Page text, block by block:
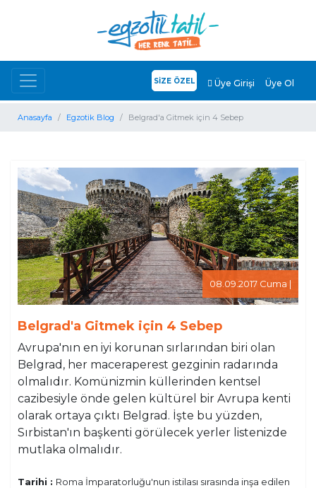
SİZE ÖZEL Üye Girişi Üye Ol
Anasayfa Egzotik Blog Belgrad'a Gitmek için 4 Sebep
08.09.2017 Cuma |
Belgrad'a Gitmek için 4 Sebep
Avrupa'nın en iyi korunan sırlarından biri olan
Belgrad, her maceraperest gezginin radarında
olmalıdır. Komünizmin küllerinden kentsel
cazibesiyle önde gelen kültürel bir Avrupa kenti
olarak ortaya çıktı Belgrad. İşte bu yüzden,
Sırbistan'ın başkenti görülecek yerler listenizde
mutlaka olmalıdır.
Tarihi : Roma İmparatorluğu'nun istilası sırasında inşa edilen